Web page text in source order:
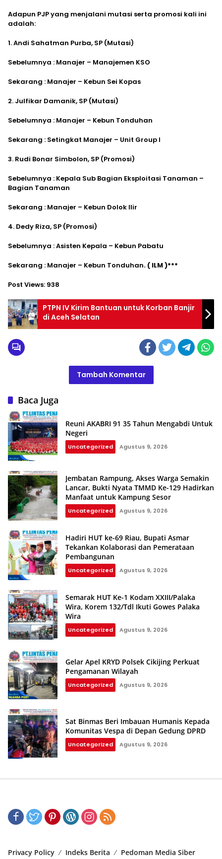
Adapun PJP yang menjalani mutasi serta promosi kali ini
adalah:
1. Andi Sahatman Purba, SP (Mutasi)
Sebelumnya : Manajer – Manajemen KSO
Sekarang : Manajer – Kebun Sei Kopas
2. Julfikar Damanik, SP (Mutasi)
Sebelumnya : Manajer – Kebun Tonduhan
Sekarang : Setingkat Manajer – Unit Group I
3. Rudi Bonar Simbolon, SP (Promosi)
Sebelumnya : Kepala Sub Bagian Eksploitasi Tanaman –
Bagian Tanaman
Sekarang : Manajer – Kebun Dolok Ilir
4. Dedy Riza, SP (Promosi)
Sebelumnya : Asisten Kepala – Kebun Pabatu
Sekarang : Manajer – Kebun Tonduhan. ( ILM )***
Post Views: 938
PTPN IV Kirim Bantuan untuk Korban Banjir
di Aceh Selatan
Tambah Komentar
Baca Juga
Reuni AKABRI 91 35 Tahun Mengabdi Untuk
Negeri
Uncategorized Agustus 9, 2026
Jembatan Rampung, Akses Warga Semakin
Lancar, Bukti Nyata TMMD Ke-129 Hadirkan
Manfaat untuk Kampung Sesor
Uncategorized Agustus 9, 2026
Hadiri HUT ke-69 Riau, Bupati Asmar
Tekankan Kolaborasi dan Pemerataan
Pembangunan
Uncategorized Agustus 9, 2026
Semarak HUT Ke-1 Kodam XXIII/Palaka
Wira, Korem 132/Tdl Ikuti Gowes Palaka
Wira
Uncategorized Agustus 9, 2026
Gelar Apel KRYD Polsek Cikijing Perkuat
Pengamanan Wilayah
Uncategorized Agustus 9, 2026
Sat Binmas Beri Imbauan Humanis Kepada
Komunitas Vespa di Depan Gedung DPRD
Uncategorized Agustus 9, 2026
Privacy Policy Indeks Berita Pedoman Media Siber